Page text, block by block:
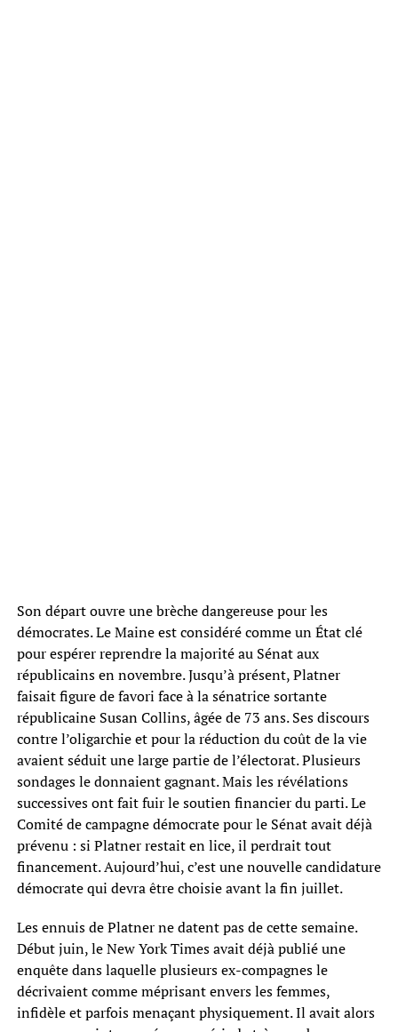
Son départ ouvre une brèche dangereuse pour les
démocrates. Le Maine est considéré comme un État clé
pour espérer reprendre la majorité au Sénat aux
républicains en novembre. Jusqu’à présent, Platner
faisait figure de favori face à la sénatrice sortante
républicaine Susan Collins, âgée de 73 ans. Ses discours
contre l’oligarchie et pour la réduction du coût de la vie
avaient séduit une large partie de l’électorat. Plusieurs
sondages le donnaient gagnant. Mais les révélations
successives ont fait fuir le soutien financier du parti. Le
Comité de campagne démocrate pour le Sénat avait déjà
prévenu : si Platner restait en lice, il perdrait tout
financement. Aujourd’hui, c’est une nouvelle candidature
démocrate qui devra être choisie avant la fin juillet.
Les ennuis de Platner ne datent pas de cette semaine.
Début juin, le New York Times avait déjà publié une
enquête dans laquelle plusieurs ex-compagnes le
décrivaient comme méprisant envers les femmes,
infidèle et parfois menaçant physiquement. Il avait alors